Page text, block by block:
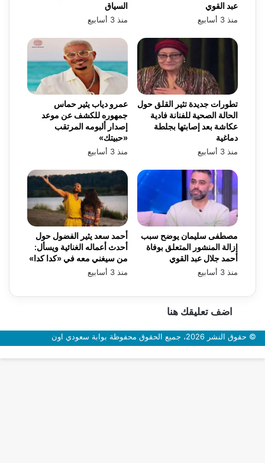
السياق
منذ 3 أسابيع
عبد القوي
منذ 3 أسابيع
عمرو دياب يثير حماس
جمهوره للكشف عن موعد
إصدار ألبومه المرتقب
«حبيتك»
منذ 3 أسابيع
تطورات جديدة تثير القلق حول
الحالة الصحية للفنانة فادية
عكاشة بعد إصابتها بجلطة
دماغية
منذ 3 أسابيع
أحمد سعد يثير الفضول حول
أحدث أعماله الغنائية ويسأل:
من سيغني معه في «كدا كدا»
منذ 3 أسابيع
مصطفى سليمان يوضح سبب
إزالة المنشور المتعلق بوفاة
أحمد جلال عبد القوي
منذ 3 أسابيع
اضف تعليقك هنا
© حقوق النشر 2026، جميع الحقوق محفوظة بوابة سعودي اون